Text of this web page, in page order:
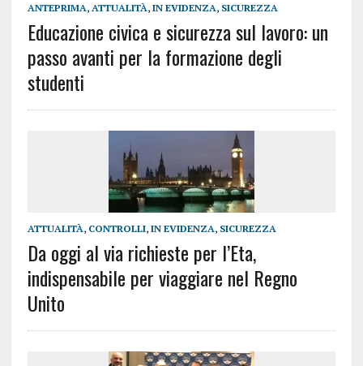
ANTEPRIMA, ATTUALITÀ, IN EVIDENZA, SICUREZZA
Educazione civica e sicurezza sul lavoro: un
passo avanti per la formazione degli
studenti
ATTUALITÀ, CONTROLLI, IN EVIDENZA, SICUREZZA
Da oggi al via richieste per l’Eta,
indispensabile per viaggiare nel Regno
Unito